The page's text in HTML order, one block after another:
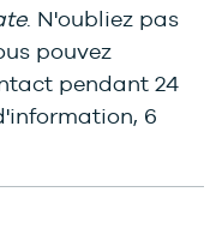
. N'oubliez pas
pouvez
pendant 24
6